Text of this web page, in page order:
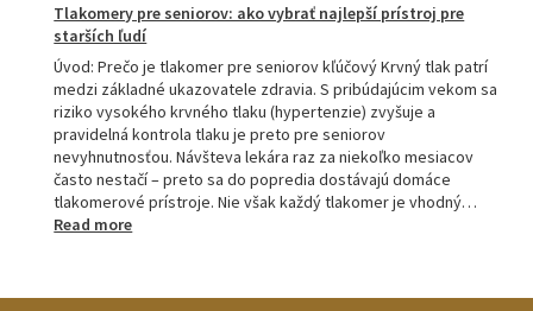
Tlakomery pre seniorov: ako vybrať najlepší prístroj pre
starších ľudí
Úvod: Prečo je tlakomer pre seniorov kľúčový Krvný tlak patrí
medzi základné ukazovatele zdravia. S pribúdajúcim vekom sa
riziko vysokého krvného tlaku (hypertenzie) zvyšuje a
pravidelná kontrola tlaku je preto pre seniorov
nevyhnutnosťou. Návšteva lekára raz za niekoľko mesiacov
často nestačí – preto sa do popredia dostávajú domáce
tlakomerové prístroje. Nie však každý tlakomer je vhodný…
Read more: